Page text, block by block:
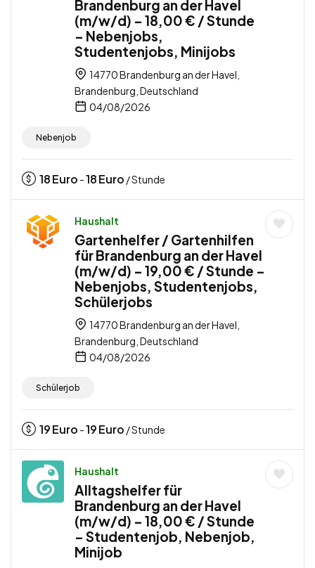
Brandenburg an der Havel
(m/w/d) – 18,00 € / Stunde
– Nebenjobs,
Studentenjobs, Minijobs
14770 Brandenburg an der Havel,
Brandenburg, Deutschland
04/08/2026
Nebenjob
18Euro -18Euro / Stunde
Haushalt
Gartenhelfer / Gartenhilfen
für Brandenburg an der Havel
(m/w/d) – 19,00 € / Stunde –
Nebenjobs, Studentenjobs,
Schülerjobs
14770 Brandenburg an der Havel,
Brandenburg, Deutschland
04/08/2026
Schülerjob
19Euro -19Euro / Stunde
Haushalt
Alltagshelfer für
Brandenburg an der Havel
(m/w/d) – 18,00 € / Stunde
– Studentenjob, Nebenjob,
Minijob